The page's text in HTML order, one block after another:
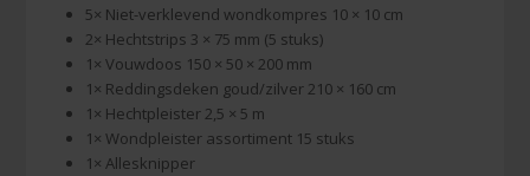
5× Niet-verklevend wondkompres 10 × 10 cm
2× Hechtstrips 3 × 75 mm (5 stuks)
1× Vouwdoos 150 × 50 × 200 mm
1× Reddingsdeken goud/zilver 210 × 160 cm
1× Hechtpleister 2,5 × 5 m
1× Wondpleister assortiment 15 stuks
1× Allesknipper